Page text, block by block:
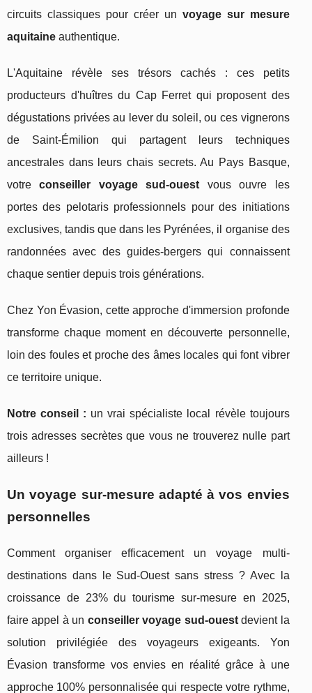
circuits classiques pour créer un voyage sur mesure
aquitaine authentique.
L'Aquitaine révèle ses trésors cachés : ces petits
producteurs d'huîtres du Cap Ferret qui proposent des
dégustations privées au lever du soleil, ou ces vignerons
de Saint-Émilion qui partagent leurs techniques
ancestrales dans leurs chais secrets. Au Pays Basque,
votreconseiller voyage sud-ouest vous ouvre les
portes des pelotaris professionnels pour des initiations
exclusives, tandis que dans les Pyrénées, il organise des
randonnées avec des guides-bergers qui connaissent
chaque sentier depuis trois générations.
Chez Yon Évasion, cette approche d'immersion profonde
transforme chaque moment en découverte personnelle,
loin des foules et proche des âmes locales qui font vibrer
ce territoire unique.
Notre conseil : un vrai spécialiste local révèle toujours
trois adresses secrètes que vous ne trouverez nulle part
ailleurs !
Un voyage sur-mesure adapté à vos envies
personnelles
Comment organiser efficacement un voyage multi-
destinations dans le Sud-Ouest sans stress ? Avec la
croissance de 23% du tourisme sur-mesure en 2025,
faire appel à un conseiller voyage sud-ouestdevient la
solution privilégiée des voyageurs exigeants. Yon
Évasion transforme vos envies en réalité grâce à une
approche 100% personnalisée qui respecte votre rythme,